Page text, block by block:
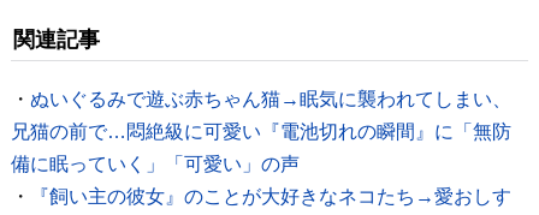
関連記事
・ ぬいぐるみで遊ぶ赤ちゃん猫→眠気に襲われてしまい、
兄猫の前で…悶絶級に可愛い『電池切れの瞬間』に「無防
備に眠っていく」「可愛い」の声
・
『飼い主の彼女』のことが大好きなネコたち→愛おしす